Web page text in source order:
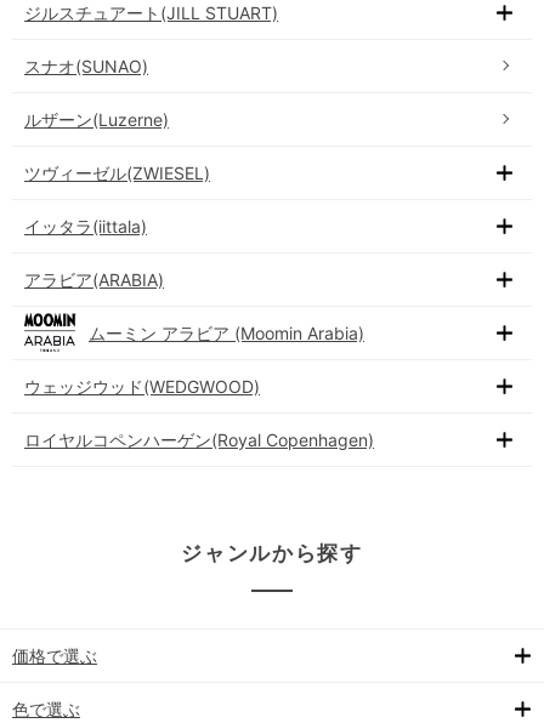
ジルスチュアート(JILL STUART)
スナオ(SUNAO)
ルザーン(Luzerne)
ツヴィーゼル(ZWIESEL)
イッタラ(iittala)
アラビア(ARABIA)
ムーミン アラビア (Moomin Arabia)
ウェッジウッド(WEDGWOOD)
ロイヤルコペンハーゲン(Royal Copenhagen)
ジャンルから探す
価格で選ぶ
色で選ぶ